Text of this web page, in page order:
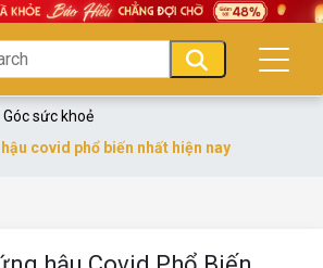
Góc sức khoẻ
covid phổ biến nhất hiện nay